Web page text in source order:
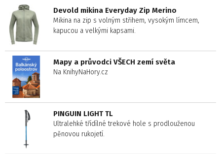
Devold mikina Everyday Zip Merino
Mikina na zip s volným střihem, vysokým límcem,
kapucou a velkými kapsami.
Mapy a průvodci VŠECH zemí světa
Na KnihyNaHory.cz
PINGUIN LIGHT TL
Ultralehké třídílné trekové hole s prodlouženou
pěnovou rukojetí.